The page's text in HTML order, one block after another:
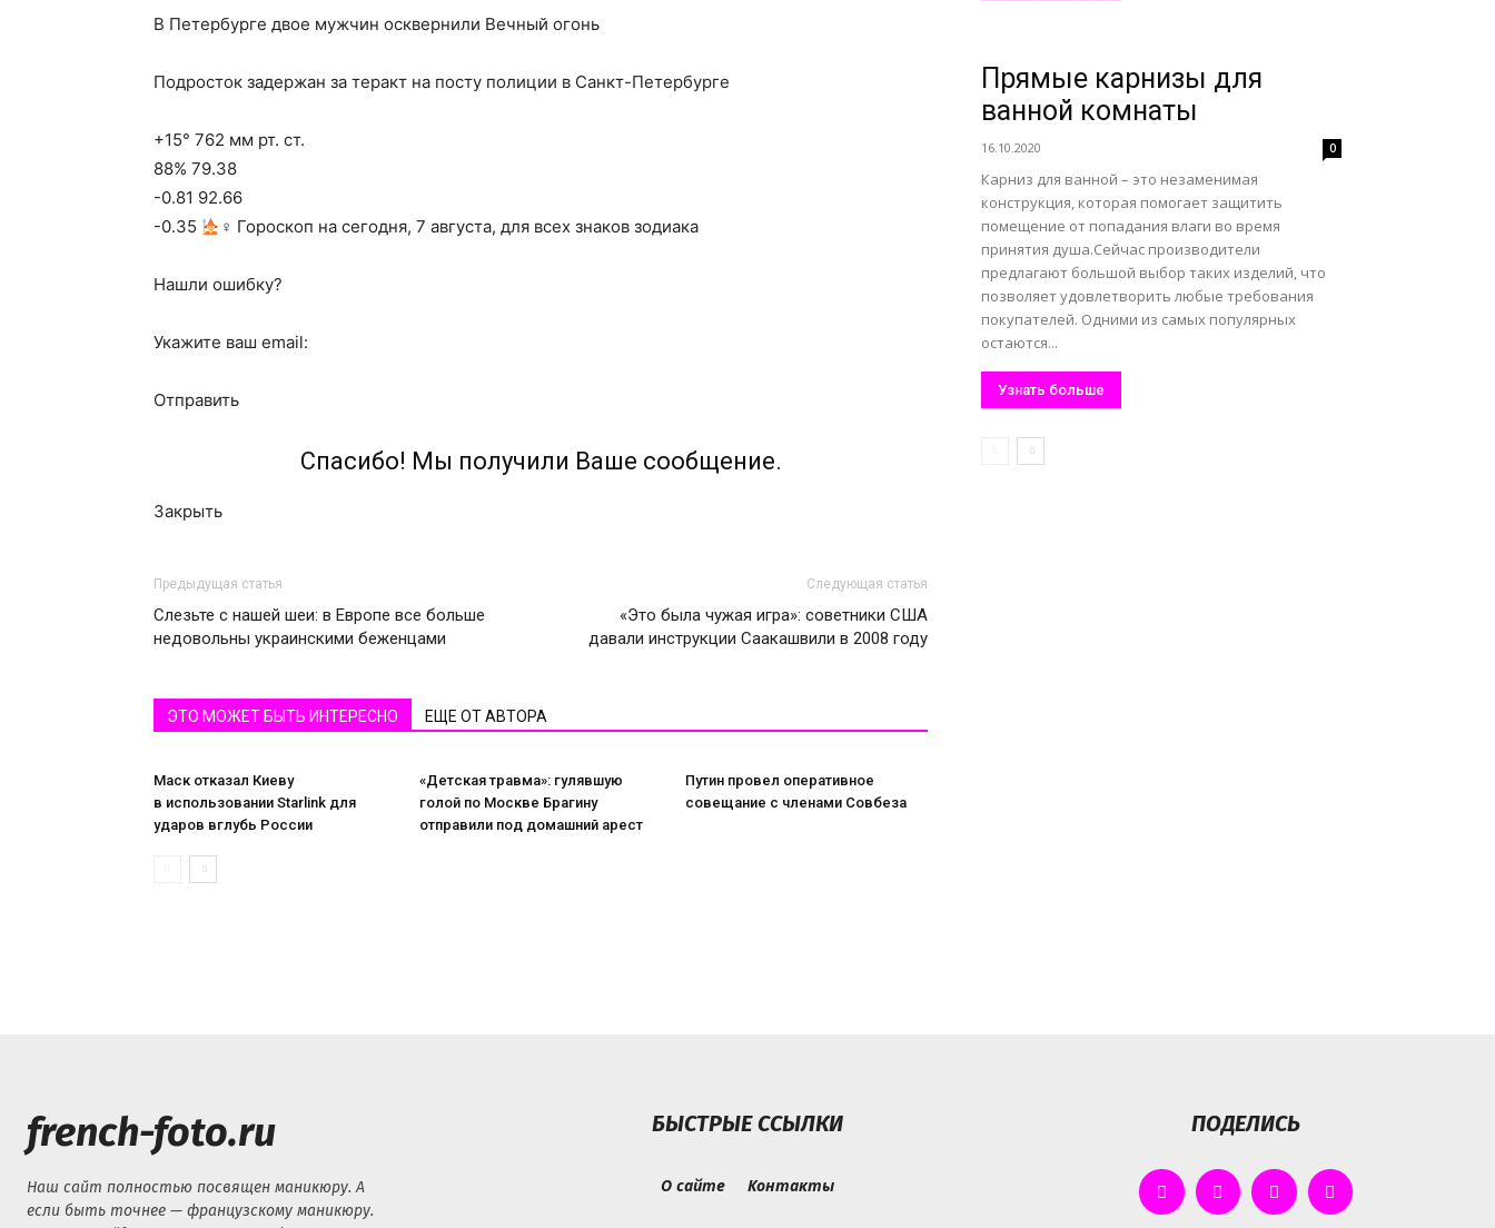
В Петербурге двое мужчин осквернили Вечный огонь
Подросток задержан за теракт на посту полиции в Санкт-Петербурге
+15° 762 мм рт. ст.
88% 79.38
-0.81 92.66
-0.35
‍♀ Гороскоп на сегодня, 7 августа, для всех знаков зодиака
Нашли ошибку?
Укажите ваш email:
Отправить
Спасибо! Мы получили Ваше сообщение.
Закрыть
Предыдущая статья
Слезьте с нашей шеи: в Европе все больше
недовольны украинскими беженцами
Следующая статья
«Это была чужая игра»: советники США
давали инструкции Саакашвили в 2008 году
ЭТО МОЖЕТ БЫТЬ ИНТЕРЕСНО ЕЩЕ ОТ АВТОРА
Маск отказал Киеву
в использовании Starlink для
ударов вглубь России
«Детская травма»: гулявшую
голой по Москве Брагину
отправили под домашний арест
Путин провел оперативное
совещание с членами Совбеза
Прямые карнизы для
ванной комнаты
16.10.2020 0
Карниз для ванной – это незаменимая
конструкция, которая помогает защитить
помещение от попадания влаги во время
принятия душа.Сейчас производители
предлагают большой выбор таких изделий, что
позволяет удовлетворить любые требования
покупателей. Одними из самых популярных
остаются...
Узнать больше
french-foto.ru
Наш сайт полностью посвящен маникюру. А
если быть точнее — французскому маникюру.
БЫСТРЫЕ ССЫЛКИ
О сайте Контакты
ПОДЕЛИСЬ